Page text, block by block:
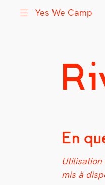
Utilisation inventive des
En
Util­i­sa­tion
mis à
Yes We Camp